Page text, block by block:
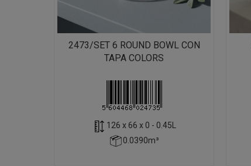
2473/SET 6 ROUND BOWL CON
TAPA COLORS
126 x 66 x 0 - 0.45L
0.0390m³